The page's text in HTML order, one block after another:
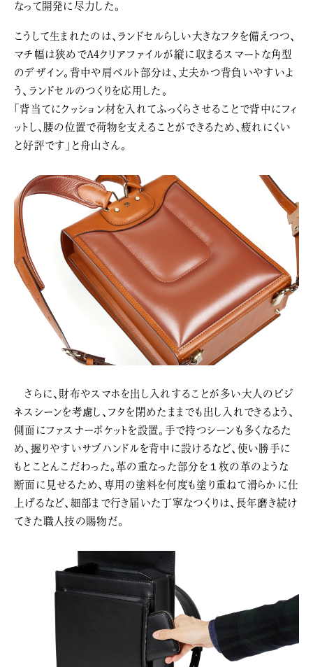
なって開発に尽力した。
こうして生まれたのは、ランドセルらしい大きなフタを備えつつ、
マチ幅は狭めでA4クリアファイルが縦に収まるスマートな角型
のデザイン。背中や肩ベルト部分は、丈夫かつ背負いやすいよ
う、ランドセルのつくりを応用した。
「背当てにクッション材を入れてふっくらさせることで背中にフィ
ットし、腰の位置で荷物を支えることができるため、疲れにくい
と好評です」と舟山さん。
さらに、財布やスマホを出し入れすることが多い大人のビジ
ネスシーンを考慮し、フタを閉めたままでも出し入れできるよう、
側面にファスナーポケットを設置。手で持つシーンも多くなるた
め、握りやすいサブハンドルを背中に設けるなど、使い勝手に
もとことんこだわった。革の重なった部分を１枚の革のような
断面に見せるため、専用の塗料を何度も塗り重ねて滑らかに仕
上げるなど、細部まで行き届いた丁寧なつくりは、長年磨き続け
てきた職人技の賜物だ。